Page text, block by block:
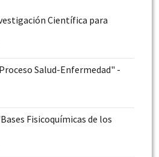
Científica para
Salud-Enfermedad" -
Fisicoquímicas de los